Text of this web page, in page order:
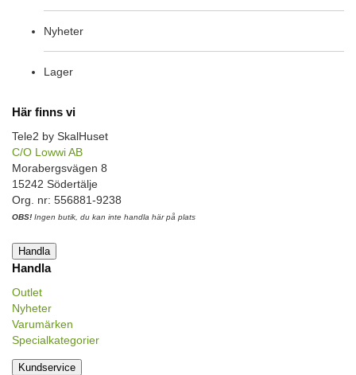
Nyheter
Lager
Här finns vi
Tele2 by SkalHuset
C/O Lowwi AB
Morabergsvägen 8
15242 Södertälje
Org. nr: 556881-9238
OBS! Ingen butik, du kan inte handla här på plats
Handla
Handla
Outlet
Nyheter
Varumärken
Specialkategorier
Kundservice